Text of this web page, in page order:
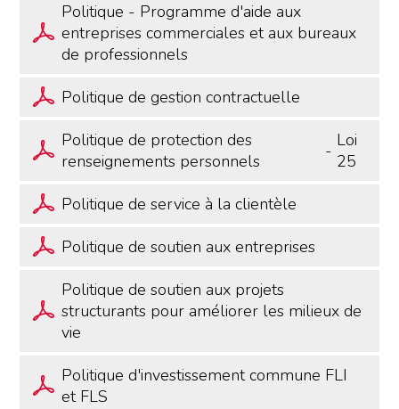
Politique - Programme d'aide aux
entreprises commerciales et aux bureaux
de professionnels
Politique de gestion contractuelle
Politique de protection des
renseignements personnels
- Loi
25
Politique de service à la clientèle
Politique de soutien aux entreprises
Politique de soutien aux projets
structurants pour améliorer les milieux de
vie
Politique d'investissement commune FLI
et FLS